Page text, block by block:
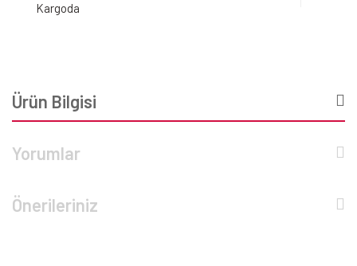
Kargoda
Ürün Bilgisi
Yorumlar
Önerileriniz